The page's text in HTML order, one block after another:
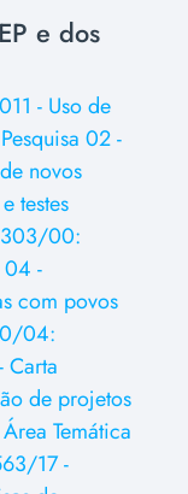
e dos
- Uso de
02 -
novos
testes
303/00:
04 -
com povos
04:
Carta
de projetos
Temática
17 -